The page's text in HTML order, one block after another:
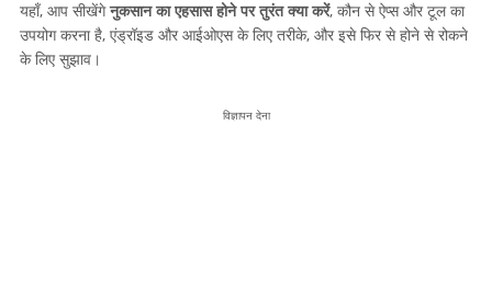
यहाँ, आप सीखेंगेनुकसान का एहसास होने पर तुरंत क्या करें, कौन से ऐप्स और टूल का
उपयोग करना है, एंड्रॉइड और आईओएस के लिए तरीके, और इसे फिर से होने से रोकने
के लिए सुझाव।
विज्ञापन देना